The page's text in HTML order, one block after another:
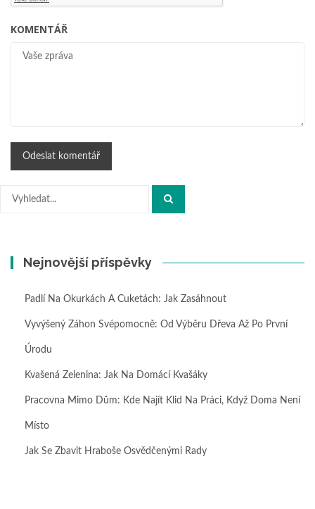
KOMENTÁŘ
Hledat:
Nejnovější příspěvky
Padlí Na Okurkách A Cuketách: Jak Zasáhnout
Vyvýšený Záhon Svépomocně: Od Výběru Dřeva Až Po První
Úrodu
Kvašená Zelenina: Jak Na Domácí Kvašáky
Pracovna Mimo Dům: Kde Najít Klid Na Práci, Když Doma Není
Místo
Jak Se Zbavit Hraboše Osvědčenými Rady